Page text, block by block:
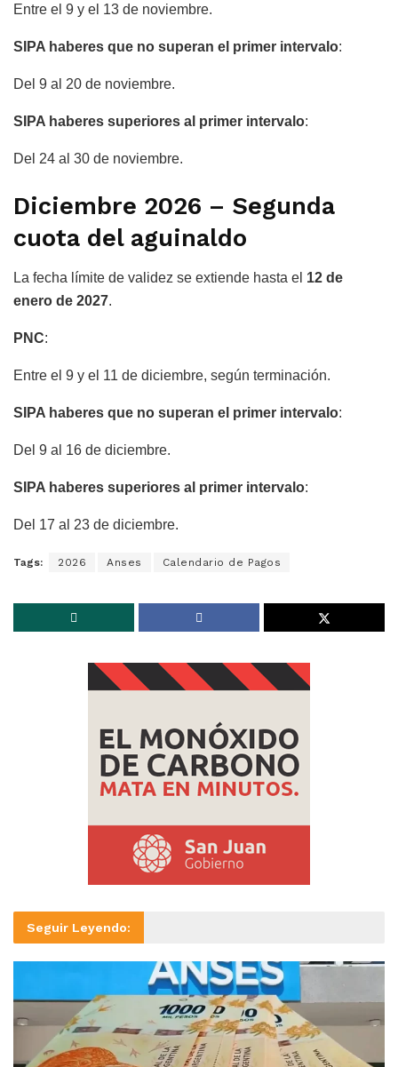
Entre el 9 y el 13 de noviembre.
SIPA haberes que no superan el primer intervalo:
Del 9 al 20 de noviembre.
SIPA haberes superiores al primer intervalo:
Del 24 al 30 de noviembre.
Diciembre 2026 – Segunda
cuota del aguinaldo
La fecha límite de validez se extiende hasta el 12 de
enero de 2027.
PNC:
Entre el 9 y el 11 de diciembre, según terminación.
SIPA haberes que no superan el primer intervalo:
Del 9 al 16 de diciembre.
SIPA haberes superiores al primer intervalo:
Del 17 al 23 de diciembre.
Tags: 2026 Anses Calendario de Pagos
Seguir Leyendo: